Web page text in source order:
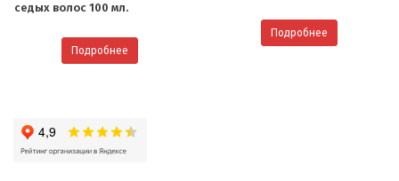
седых волос 100 мл.
Подробнее
Подробнее